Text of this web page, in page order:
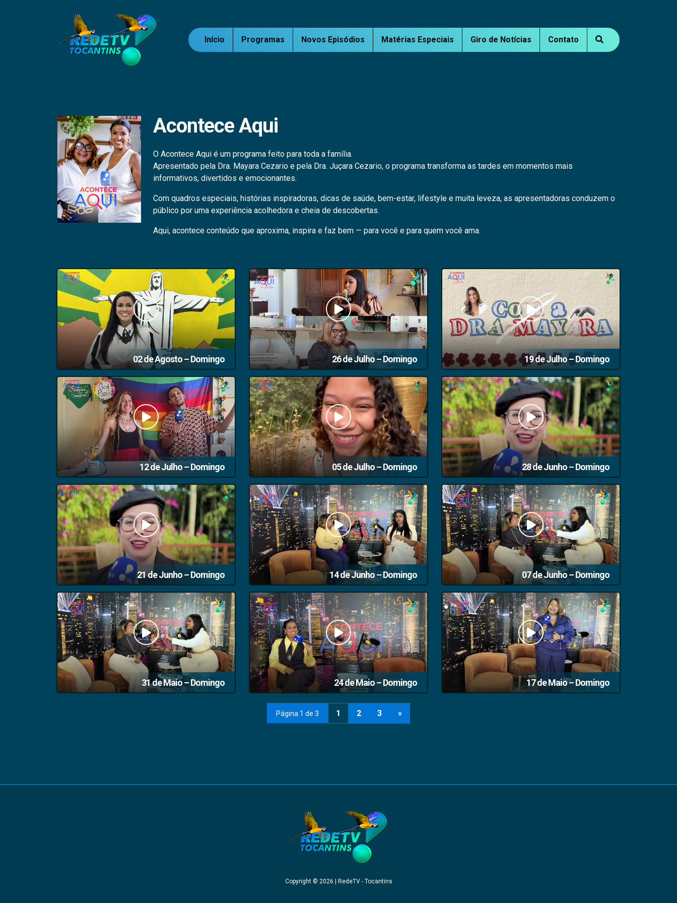
Início Programas Novos Episódios Matérias Especiais Giro de Notícias Contato
Acontece Aqui
O Acontece Aqui é um programa feito para toda a família.
Apresentado pela Dra. Mayara Cezario e pela Dra. Juçara Cezario, o programa transforma as tardes em momentos mais
informativos, divertidos e emocionantes.
Com quadros especiais, histórias inspiradoras, dicas de saúde, bem-estar, lifestyle e muita leveza, as apresentadoras conduzem o
público por uma experiência acolhedora e cheia de descobertas.
Aqui, acontece conteúdo que aproxima, inspira e faz bem — para você e para quem você ama.
02 de Agosto – Domingo 26 de Julho – Domingo 19 de Julho – Domingo
12 de Julho – Domingo 05 de Julho – Domingo 28 de Junho – Domingo
21 de Junho – Domingo 14 de Junho – Domingo 07 de Junho – Domingo
31 de Maio – Domingo 24 de Maio – Domingo 17 de Maio – Domingo
Página 1 de 3 1 2 3 »
Copyright © 2026 | RedeTV - Tocantins